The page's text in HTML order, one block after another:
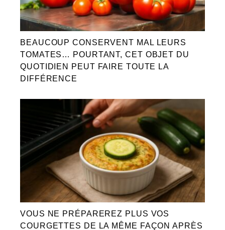
BEAUCOUP CONSERVENT MAL LEURS
TOMATES… POURTANT, CET OBJET DU
QUOTIDIEN PEUT FAIRE TOUTE LA
DIFFÉRENCE
VOUS NE PRÉPAREREZ PLUS VOS
COURGETTES DE LA MÊME FAÇON APRÈS